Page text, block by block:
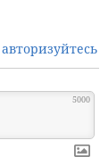
авторизуйтесь
5000